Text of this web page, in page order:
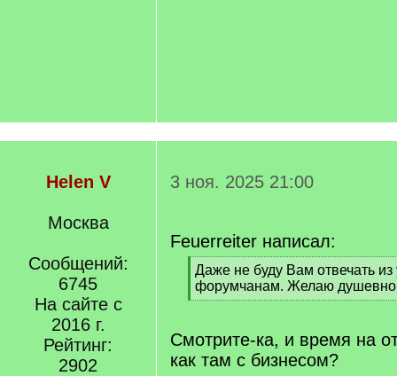
Helen V
Москва
Сообщений:
6745
На сайте с
2016 г.
Рейтинг:
2902
3 ноя. 2025 21:00
Feuerreiter написал:
[
q
]
Даже не буду Вам отвечать
форумчанам. Желаю
[
q
]
Смотрите-ка, и время на
как там с бизнесом?